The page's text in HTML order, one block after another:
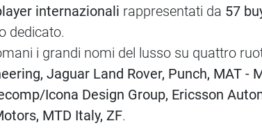
internazionali rappresentati da 57
dedicato.
i grandi nomi del lusso su quattro
Jaguar Land Rover, Punch, MAT -
Icona Design Group, Ericsson
MTD Italy, ZF.